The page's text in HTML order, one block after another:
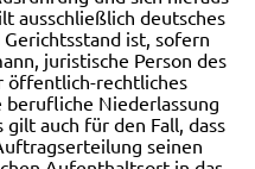
ausschließlich deutsches
ist, sofern
juristische Person des
öffentlich-rechtliches
Niederlassung
auch für den Fall, dass
seinen